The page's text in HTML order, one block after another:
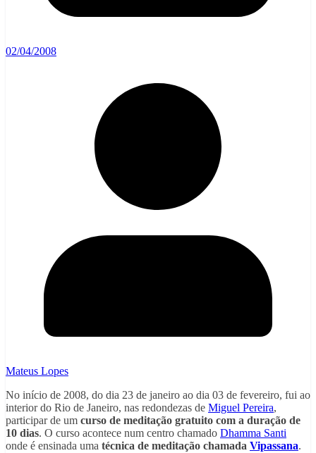
02/04/2008
Mateus Lopes
No início de 2008, do dia 23 de janeiro ao dia 03 de fevereiro, fui ao
interior do Rio de Janeiro, nas redondezas de Miguel Pereira,
participar de um curso de meditação gratuito com a duração de
10 dias. O curso acontece num centro chamado Dhamma Santi
onde é ensinada uma técnica de meditação chamada Vipassana.